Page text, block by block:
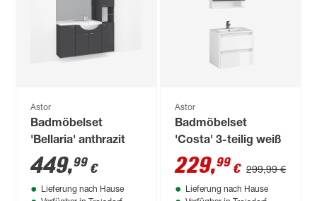
Astor
Badmöbelset
'Bellaria' anthrazit
449,99 €
Lieferung nach Hause
Astor
Badmöbelset
'Costa' 3-teilig weiß
229,99 € 299,99 €
Lieferung nach Hause